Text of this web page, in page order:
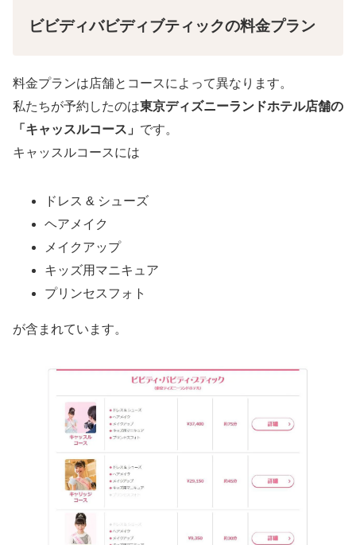
ビビディバビディブティックの料金プラン
料金プランは店舗とコースによって異なります。
私たちが予約したのは東京ディズニーランドホテル店舗の
「キャッスルコース」 です。
キャッスルコースには
ドレス & シューズ
ヘアメイク
メイクアップ
キッズ用マニキュア
プリンセスフォト
が含まれています。